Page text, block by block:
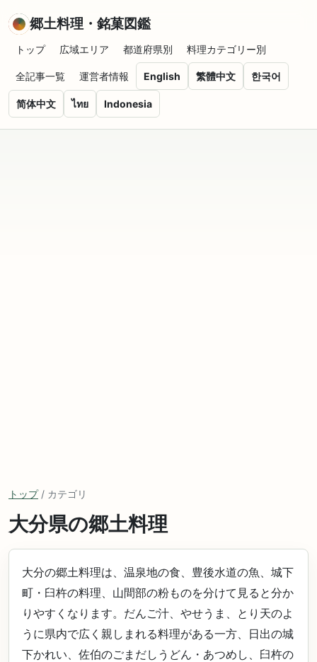
郷土料理・銘菓図鑑
トップ 広域エリア 都道府県別 料理カテゴリー別
全記事一覧 運営者情報 English 繁體中文 한국어
简体中文 ไทย Indonesia
トップ/ カテゴリ
大分県の郷土料理
大分の郷土料理は、温泉地の食、豊後水道の魚、城下
町・臼杵の料理、山間部の粉ものを分けて見ると分か
りやすくなります。だんご汁、やせうま、とり天のよ
うに県内で広く親しまれる料理がある一方、日出の城
下かれい、佐伯のごまだしうどん・あつめし、臼杵の